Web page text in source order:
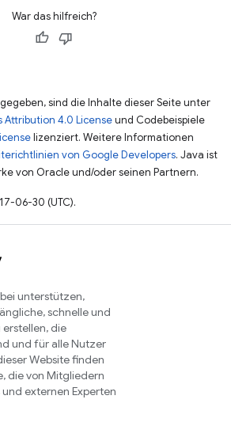
War das hilfreich?
sind die Inhalte dieser Seite unter
Attribution 4.0 Licenseund Codebeispiele
lizenziert. Weitere Informationen
von Google Developers. Java ist
von Oracle und/oder seinen Partnern.
06-30 (UTC).
unterstützen,
schnelle und
erstellen, die
und für alle Nutzer
Website finden
die von Mitgliedern
externen Experten